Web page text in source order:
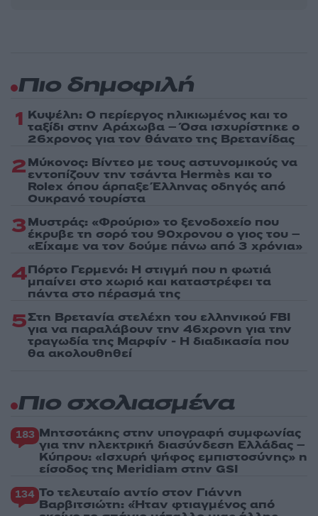
Πιο δημοφιλή
1 Κυψέλη: Ο περίεργος ηλικιωμένος και το
ταξίδι στην Αράχωβα – Όσα ισχυρίστηκε ο
26χρονος για τον θάνατο της Βρετανίδας
2Μύκονος: Βίντεο με τους αστυνομικούς να
εντοπίζουν την τσάντα Hermès και το
Rolex όπου άρπαξε Έλληνας οδηγός από
Ουκρανό τουρίστα
3Μυστράς: «Φρούριο» το ξενοδοχείο που
έκρυβε τη σορό του 90χρονου ο γιος του –
«Είχαμε να τον δούμε πάνω από 3 χρόνια»
4Πόρτο Γερμενό: Η στιγμή που η φωτιά
μπαίνει στο χωριό και καταστρέφει τα
πάντα στο πέρασμά της
5Στη Βρετανία στελέχη του ελληνικού FBI
για να παραλάβουν την 46χρονη για την
τραγωδία της Μαρφίν - Η διαδικασία που
θα ακολουθηθεί
Πιο σχολιασμένα
183 Μητσοτάκης στην υπογραφή συμφωνίας
για την ηλεκτρική διασύνδεση Ελλάδας –
Κύπρου: «Ισχυρή ψήφος εμπιστοσύνης» η
είσοδος της Meridiam στην GSI
134 Το τελευταίο αντίο στον Γιάννη
Βαρβιτσιώτη: «Ήταν φτιαγμένος από